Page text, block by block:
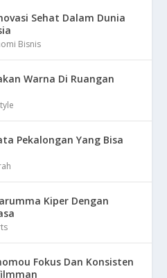
Sehat Dalam Dunia
Bisnis
Warna Di Ruangan
Pekalongan Yang Bisa
Kiper Dengan
Fokus Dan Konsisten